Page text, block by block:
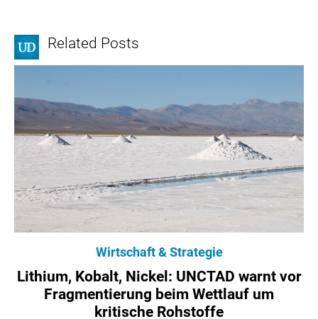
Related Posts
Wirtschaft & Strategie
Lithium, Kobalt, Nickel: UNCTAD warnt vor
Fragmentierung beim Wettlauf um
kritische Rohstoffe